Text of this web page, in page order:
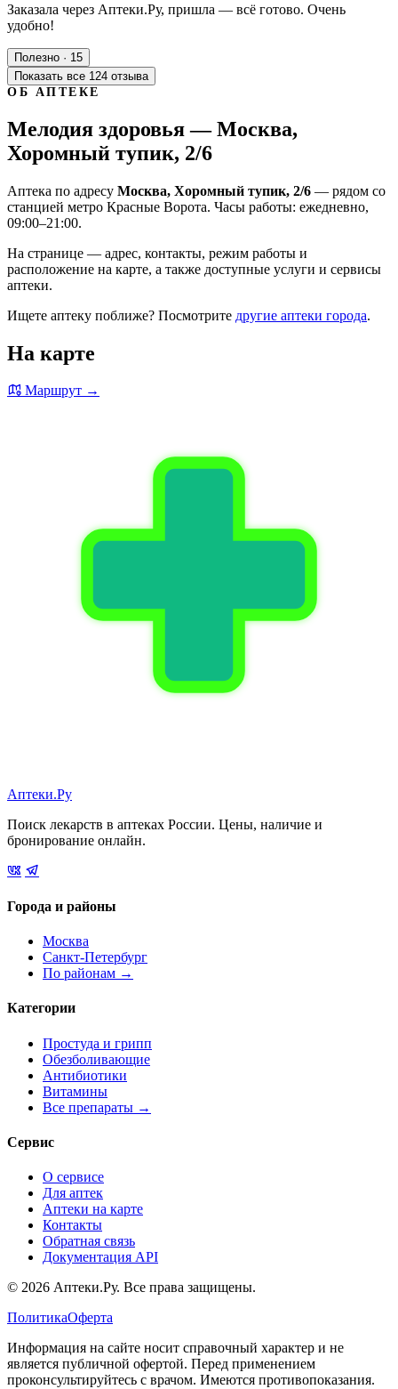
Заказала через Аптеки.Ру, пришла — всё готово. Очень
удобно!
Полезно · 15
Показать все 124 отзыва
ОБ АПТЕКЕ
Мелодия здоровья — Москва,
Хоромный тупик, 2/6
Аптека по адресу Москва, Хоромный тупик, 2/6 — рядом со
станцией метро Красные Ворота. Часы работы: ежедневно,
09:00–21:00.
На странице — адрес, контакты, режим работы и
расположение на карте, а также доступные услуги и сервисы
аптеки.
Ищете аптеку поближе? Посмотрите другие аптеки города.
На карте
Маршрут →
Аптеки.Ру
Поиск лекарств в аптеках России. Цены, наличие и
бронирование онлайн.
Города и районы
Москва
Санкт-Петербург
По районам →
Категории
Простуда и грипп
Обезболивающие
Антибиотики
Витамины
Все препараты →
Сервис
О сервисе
Для аптек
Аптеки на карте
Контакты
Обратная связь
Документация API
© 2026 Аптеки.Ру. Все права защищены.
ПолитикаОферта
Информация на сайте носит справочный характер и не
является публичной офертой. Перед применением
проконсультируйтесь с врачом. Имеются противопоказания.